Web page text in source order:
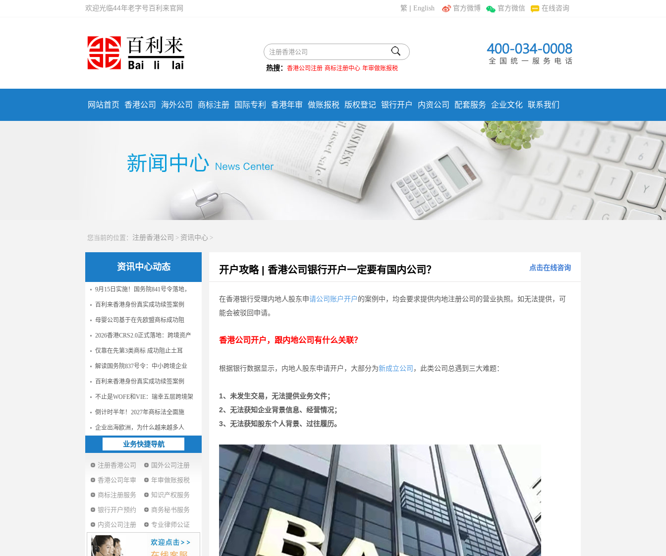
欢迎光临44年老字号百利来官网 繁 |English 官方微博 官方微信 在线咨询
热搜： 香港公司注册 商标注册中心 年审做账报税
网站首页 香港公司 海外公司 商标注册 国际专利 香港年审 做账报税 版权登记 银行开户 内资公司 配套服务 企业文化 联系我们
您当前的位置： 注册香港公司 > 资讯中心 >
资讯中心动态
9月15日实施！国务院841号令落地，
百利来香港身份真实成功续签案例
母婴公司基于在先欧盟商标成功阻
2026香港CRS2.0正式落地：跨境资产
仅靠在先第3类商标 成功阻止土耳
解读国务院837号令：中小跨境企业
百利来香港身份真实成功续签案例
不止是WOFE和VIE：瑞幸五层跨境架
倒计时半年！2027年商标法全面施
企业出海欧洲，为什么越来越多人
业务快捷导航
注册香港公司
国外公司注册
香港公司年审
年审做账报税
商标注册服务
知识产权服务
银行开户预约
商务秘书服务
内资公司注册
专业律师公证
开户攻略 | 香港公司银行开户一定要有国内公司？ 点击在线咨询
在香港银行受理内地人股东申请公司账户开户 的案例中，均会要求提供内地注册公司的营业执照。如无法提供，可
能会被驳回申请。
香港公司开户，跟内地公司有什么关联？
根据银行数据显示，内地人股东申请开户，大部分为新成立公司 ，此类公司总遇到三大难题：
1、未发生交易，无法提供业务文件；
2、无法获知企业背景信息、经营情况；
3、无法获知股东个人背景、过往履历。